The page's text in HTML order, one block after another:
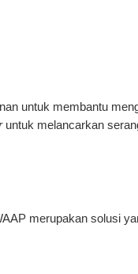
untuk membantu
untuk melancarkan
merupakan solusi